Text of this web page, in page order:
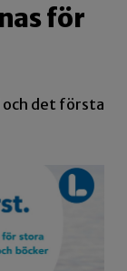
för
och det första